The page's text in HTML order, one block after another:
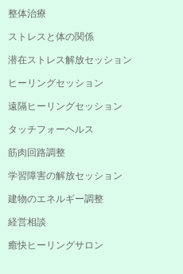
整体治療
ストレスと体の関係
潜在ストレス解放セッション
ヒーリングセッション
遠隔ヒーリングセッション
タッチフォーヘルス
筋肉回路調整
学習障害の解放セッション
建物のエネルギー調整
経営相談
癒快ヒーリングサロン